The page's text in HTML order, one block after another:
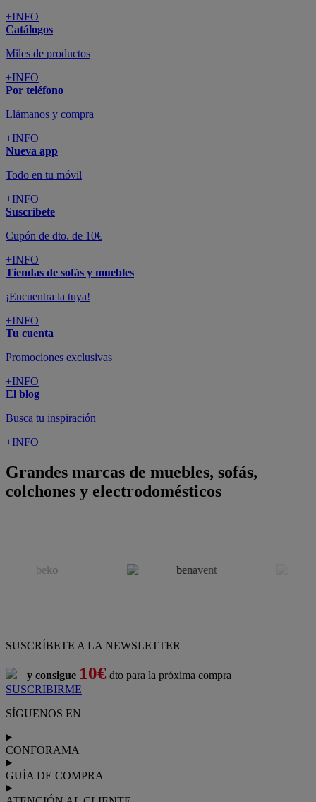
+INFO
Catálogos
Miles de productos
+INFO
Por teléfono
Llámanos y compra
+INFO
Nueva app
Todo en tu móvil
+INFO
Suscríbete
Cupón de dto. de 10€
+INFO
Tiendas de sofás y muebles
¡Encuentra la tuya!
+INFO
Tu cuenta
Promociones exclusivas
+INFO
El blog
Busca tu inspiración
+INFO
Grandes marcas de muebles, sofás,
colchones y electrodomésticos
SUSCRÍBETE A LA NEWSLETTER
y consigue 10€ dto para la próxima compra
SUSCRIBIRME
SÍGUENOS EN
CONFORAMA
GUÍA DE COMPRA